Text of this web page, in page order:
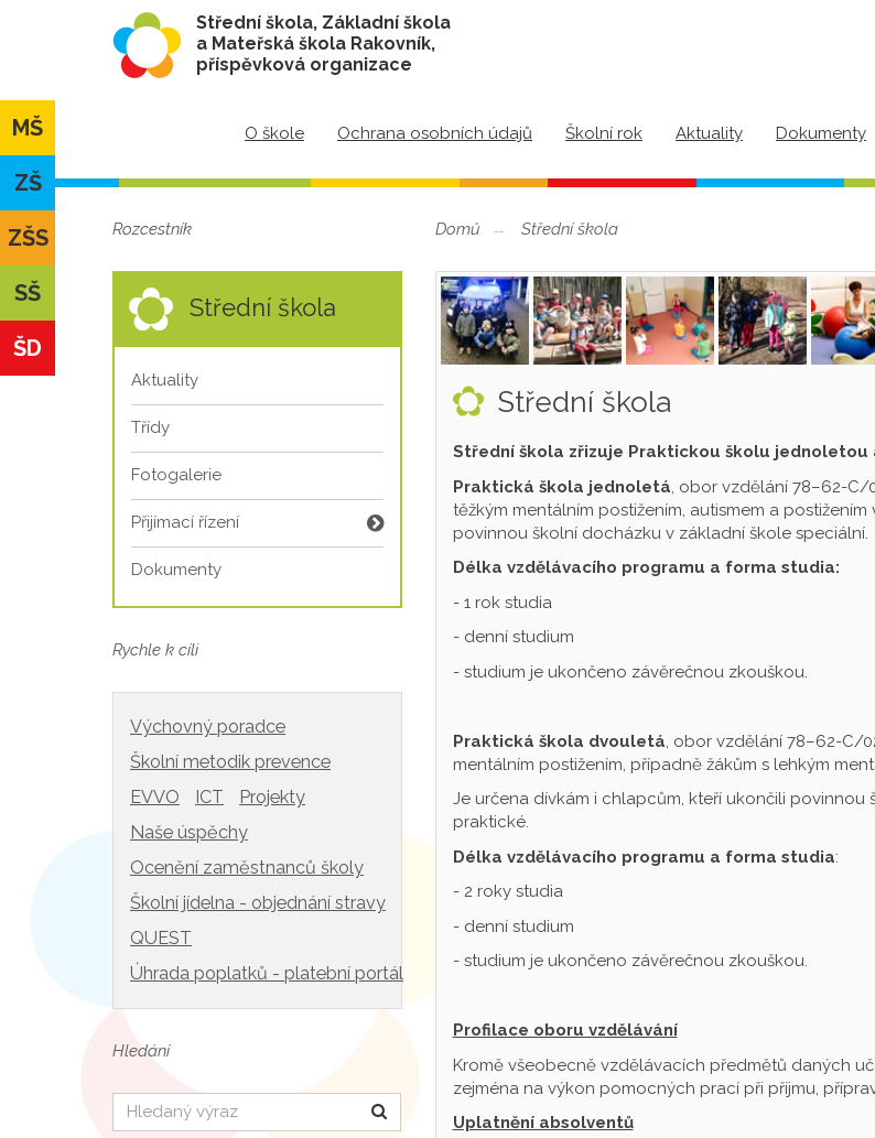
Střední škola, Základní škola
a Mateřská škola Rakovník,
příspěvková organizace
O škole Ochrana osobních údajů Školní rok Aktuality Dokumenty
MŠ
ZŠ
ZŠS
SŠ
ŠD
Rozcestník
Střední škola
Aktuality
Třídy
Fotogalerie
Přijímací řízení
Dokumenty
Rychle k cíli
Výchovný poradce
Školní metodik prevence
EVVO
ICT
Projekty
Naše úspěchy
Ocenění zaměstnanců školy
Školní jídelna - objednání stravy
QUEST
Úhrada poplatků - platební portál
Hledání
Hledat
Domů Střední škola
Střední škola
Střední škola zřizuje Praktickou školu
Praktická škola jednoletá, obor vzdělání 78–62-C/
těžkým mentálním postižením, autismem a
povinnou školní docházku v základní škole speciální.
Délka vzdělávacího programu a forma studia:
- 1 rok studia
- denní studium
- studium je ukončeno závěrečnou zkouškou.
Praktická škola dvouletá, obor vzdělání 78–62-C/
mentálním postižením, případně žákům s lehkým
Je určena dívkám i chlapcům, kteří ukončili
praktické.
Délka vzdělávacího programu a forma studia:
- 2 roky studia
- denní studium
- studium je ukončeno závěrečnou zkouškou.
Profilace oboru vzdělávání
Kromě všeobecně vzdělávacích předmětů daných
zejména na výkon pomocných prací při příjmu,
Uplatnění absolventů